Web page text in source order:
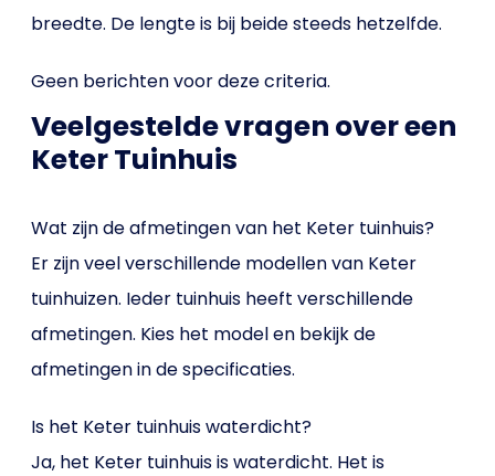
breedte. De lengte is bij beide steeds hetzelfde.
Geen berichten voor deze criteria.
Veelgestelde vragen over een
Keter Tuinhuis
Wat zijn de afmetingen van het Keter tuinhuis?
Er zijn veel verschillende modellen van Keter
tuinhuizen. Ieder tuinhuis heeft verschillende
afmetingen. Kies het model en bekijk de
afmetingen in de specificaties.
Is het Keter tuinhuis waterdicht?
Ja, het Keter tuinhuis is waterdicht. Het is